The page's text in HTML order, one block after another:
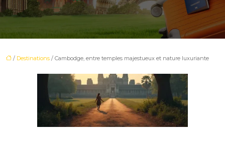
/ Destinations / Cambodge, entre temples majestueux et nature luxuriante